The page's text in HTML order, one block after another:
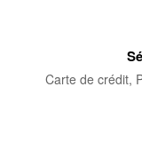
Carte de crédit,